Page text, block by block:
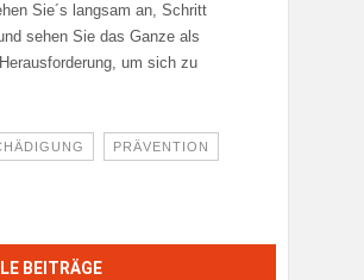
Sie´s langsam an, Schritt
sehen Sie das Ganze als
um sich zu
PRÄVENTION
BEITRÄGE